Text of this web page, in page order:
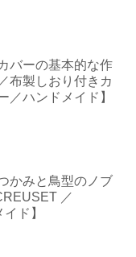
バーの基本的な作
布製しおり付きカ
／ハンドメイド】
かみと鳥型のノブ
／
ド】